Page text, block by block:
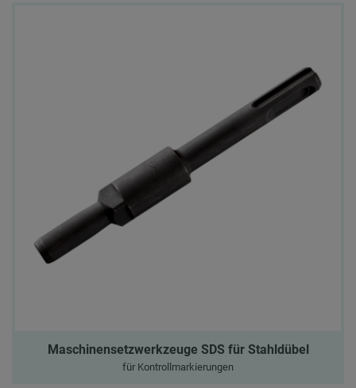
Maschinensetzwerkzeuge SDS für Stahldübel
für Kontrollmarkierungen